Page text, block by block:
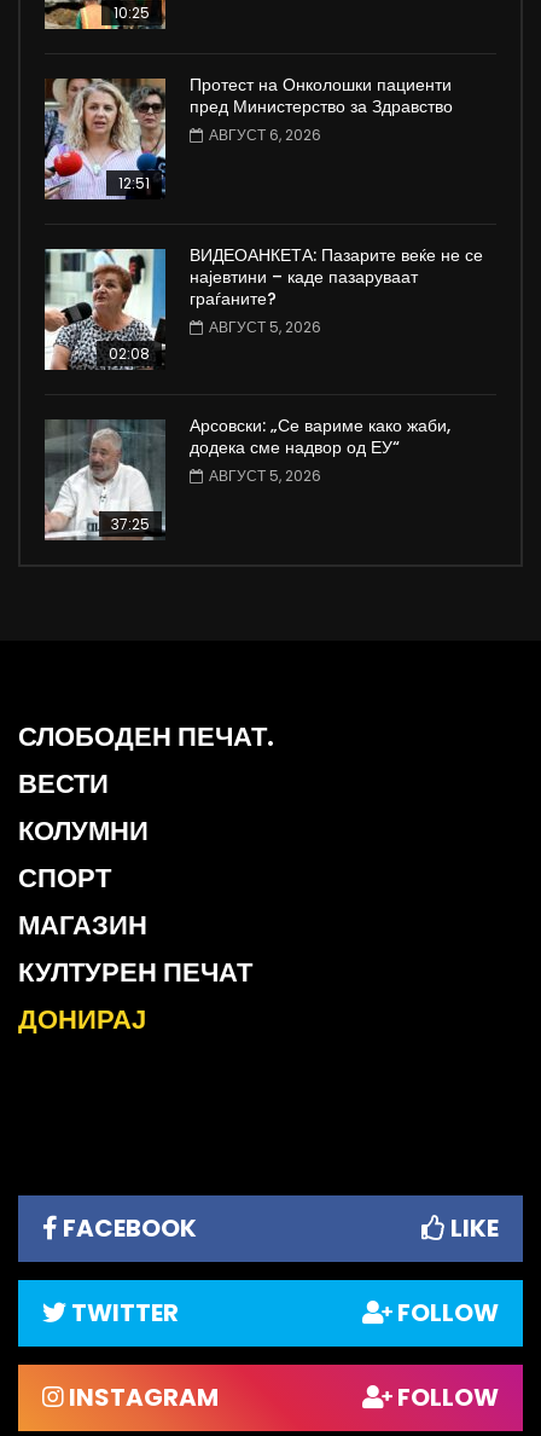
10:25
12:51
Протест на Онколошки пациенти
пред Министерство за Здравство
АВГУСТ 6, 2026
02:08
ВИДЕОАНКЕТА: Пазарите веќе не се
најевтини – каде пазаруваат
граѓаните?
АВГУСТ 5, 2026
37:25
Арсовски: „Се вариме како жаби,
додека сме надвор од ЕУ“
АВГУСТ 5, 2026
СЛОБОДЕН ПЕЧАТ.
ВЕСТИ
КОЛУМНИ
СПОРТ
МАГАЗИН
КУЛТУРЕН ПЕЧАТ
ДОНИРАЈ
FACEBOOK LIKE
TWITTER FOLLOW
INSTAGRAM FOLLOW